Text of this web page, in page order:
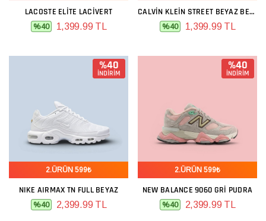
LACOSTE ELITE LACIVERT
%40 1,399.99 TL
CALVIN KLEIN STREET BEYAZ BEJ SIYAH
%40 1,399.99 TL
%40
İNDİRİM
2.ÜRÜN 599₺
NIKE AIRMAX TN FULL BEYAZ
%40 2,399.99 TL
%40
İNDİRİM
2.ÜRÜN 599₺
NEW BALANCE 9060 GRI PUDRA
%40 2,399.99 TL